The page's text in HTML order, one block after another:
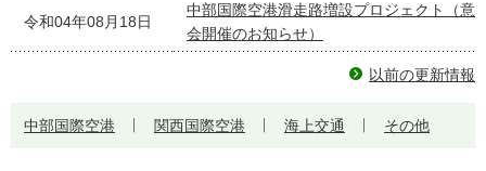
令和04年08月18日
中部国際空港滑走路増設プロジェクト（意
会開催のお知らせ）
以前の更新情報
中部国際空港 関西国際空港 海上交通 その他